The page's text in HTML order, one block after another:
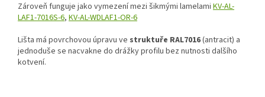
Zároveň funguje jako vymezení mezi šikmými lamelami KV-AL-
LAF1-7016S-6, KV-AL-WDLAF1-OR-6
Lišta má povrchovou úpravu ve struktuře RAL7016(antracit) a
jednoduše se nacvakne do drážky profilu bez nutnosti dalšího
kotvení.